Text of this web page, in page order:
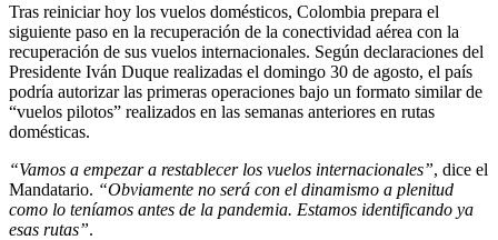
Tras reiniciar hoy los vuelos domésticos, Colombia prepara el
siguiente paso en la recuperación de la conectividad aérea con la
recuperación de sus vuelos internacionales. Según declaraciones del
Presidente Iván Duque realizadas el domingo 30 de agosto, el país
podría autorizar las primeras operaciones bajo un formato similar de
“vuelos pilotos” realizados en las semanas anteriores en rutas
domésticas.
“Vamos a empezar a restablecer los vuelos internacionales”, dice el
Mandatario. “Obviamente no será con el dinamismo a plenitud
como lo teníamos antes de la pandemia. Estamos identificando ya
esas rutas”.